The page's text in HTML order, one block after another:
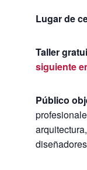
Lugar de
Taller
siguiente
Público